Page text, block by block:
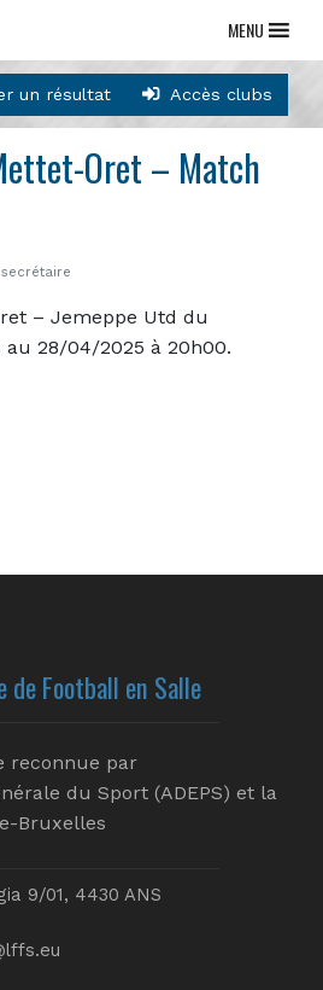
un résultat Accès clubs
MENU
Oret – Match
– Jemeppe Utd du
28/04/2025 à 20h00.
de Football en Salle
reconnue par
du Sport (ADEPS) et la
Bruxelles
9/01, 4430 ANS